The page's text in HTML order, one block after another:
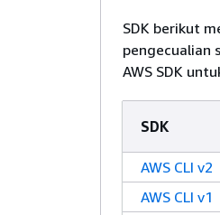
SDK berikut
pengecualian
AWS SDK
SDK
AWS CLI v2
AWS CLI v1